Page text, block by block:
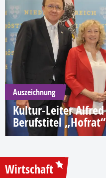
Auszeichnung
Kultur-Leiter
Berufstitel „Hofrat“
Wirtschaft